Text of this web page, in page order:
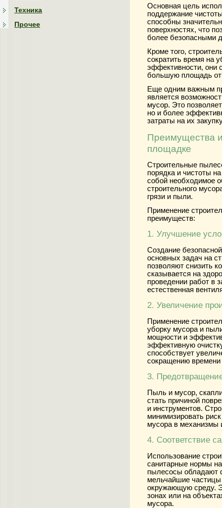
Техника
Прочее
Основная цель
поддержание
способны
поверхностях, что
более безопасными
Кроме того,
сократить время на
эффективности, они
большую площадь от
Еще одним важным
является
мусор. Это
но и более
затраты на их
Преимущества
площадке
Строительные
порядка и чистоты
собой необходимое
строительного
грязи и пыли.
Применение
преимуществ:
1. Улучшение
Создание
основных задач на
позволяют снизить
сказывается на
проведении работ в
естественная
2. Увеличение
Применение
уборку мусора и
мощности и
эффективную
способствует
сокращению
3.
Пыль и мусор,
стать причиной
и инструментов.
минимизировать
мусора в механизмы
4. Соответствие
Использование
санитарные нормы
пылесосы обладают
мельчайшие
окружающую среду.
зонах или на
мусора.